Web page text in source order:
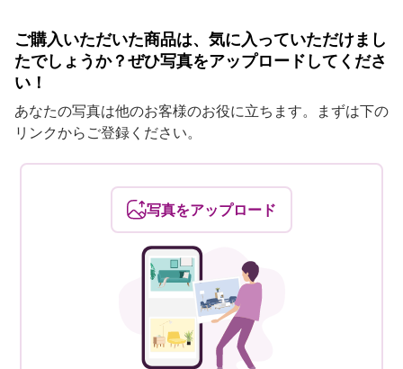
ご購入いただいた商品は、気に入っていただけまし
たでしょうか？ぜひ写真をアップロードしてくださ
い！
あなたの写真は他のお客様のお役に立ちます。まずは下の
リンクからご登録ください。
写真をアップロード